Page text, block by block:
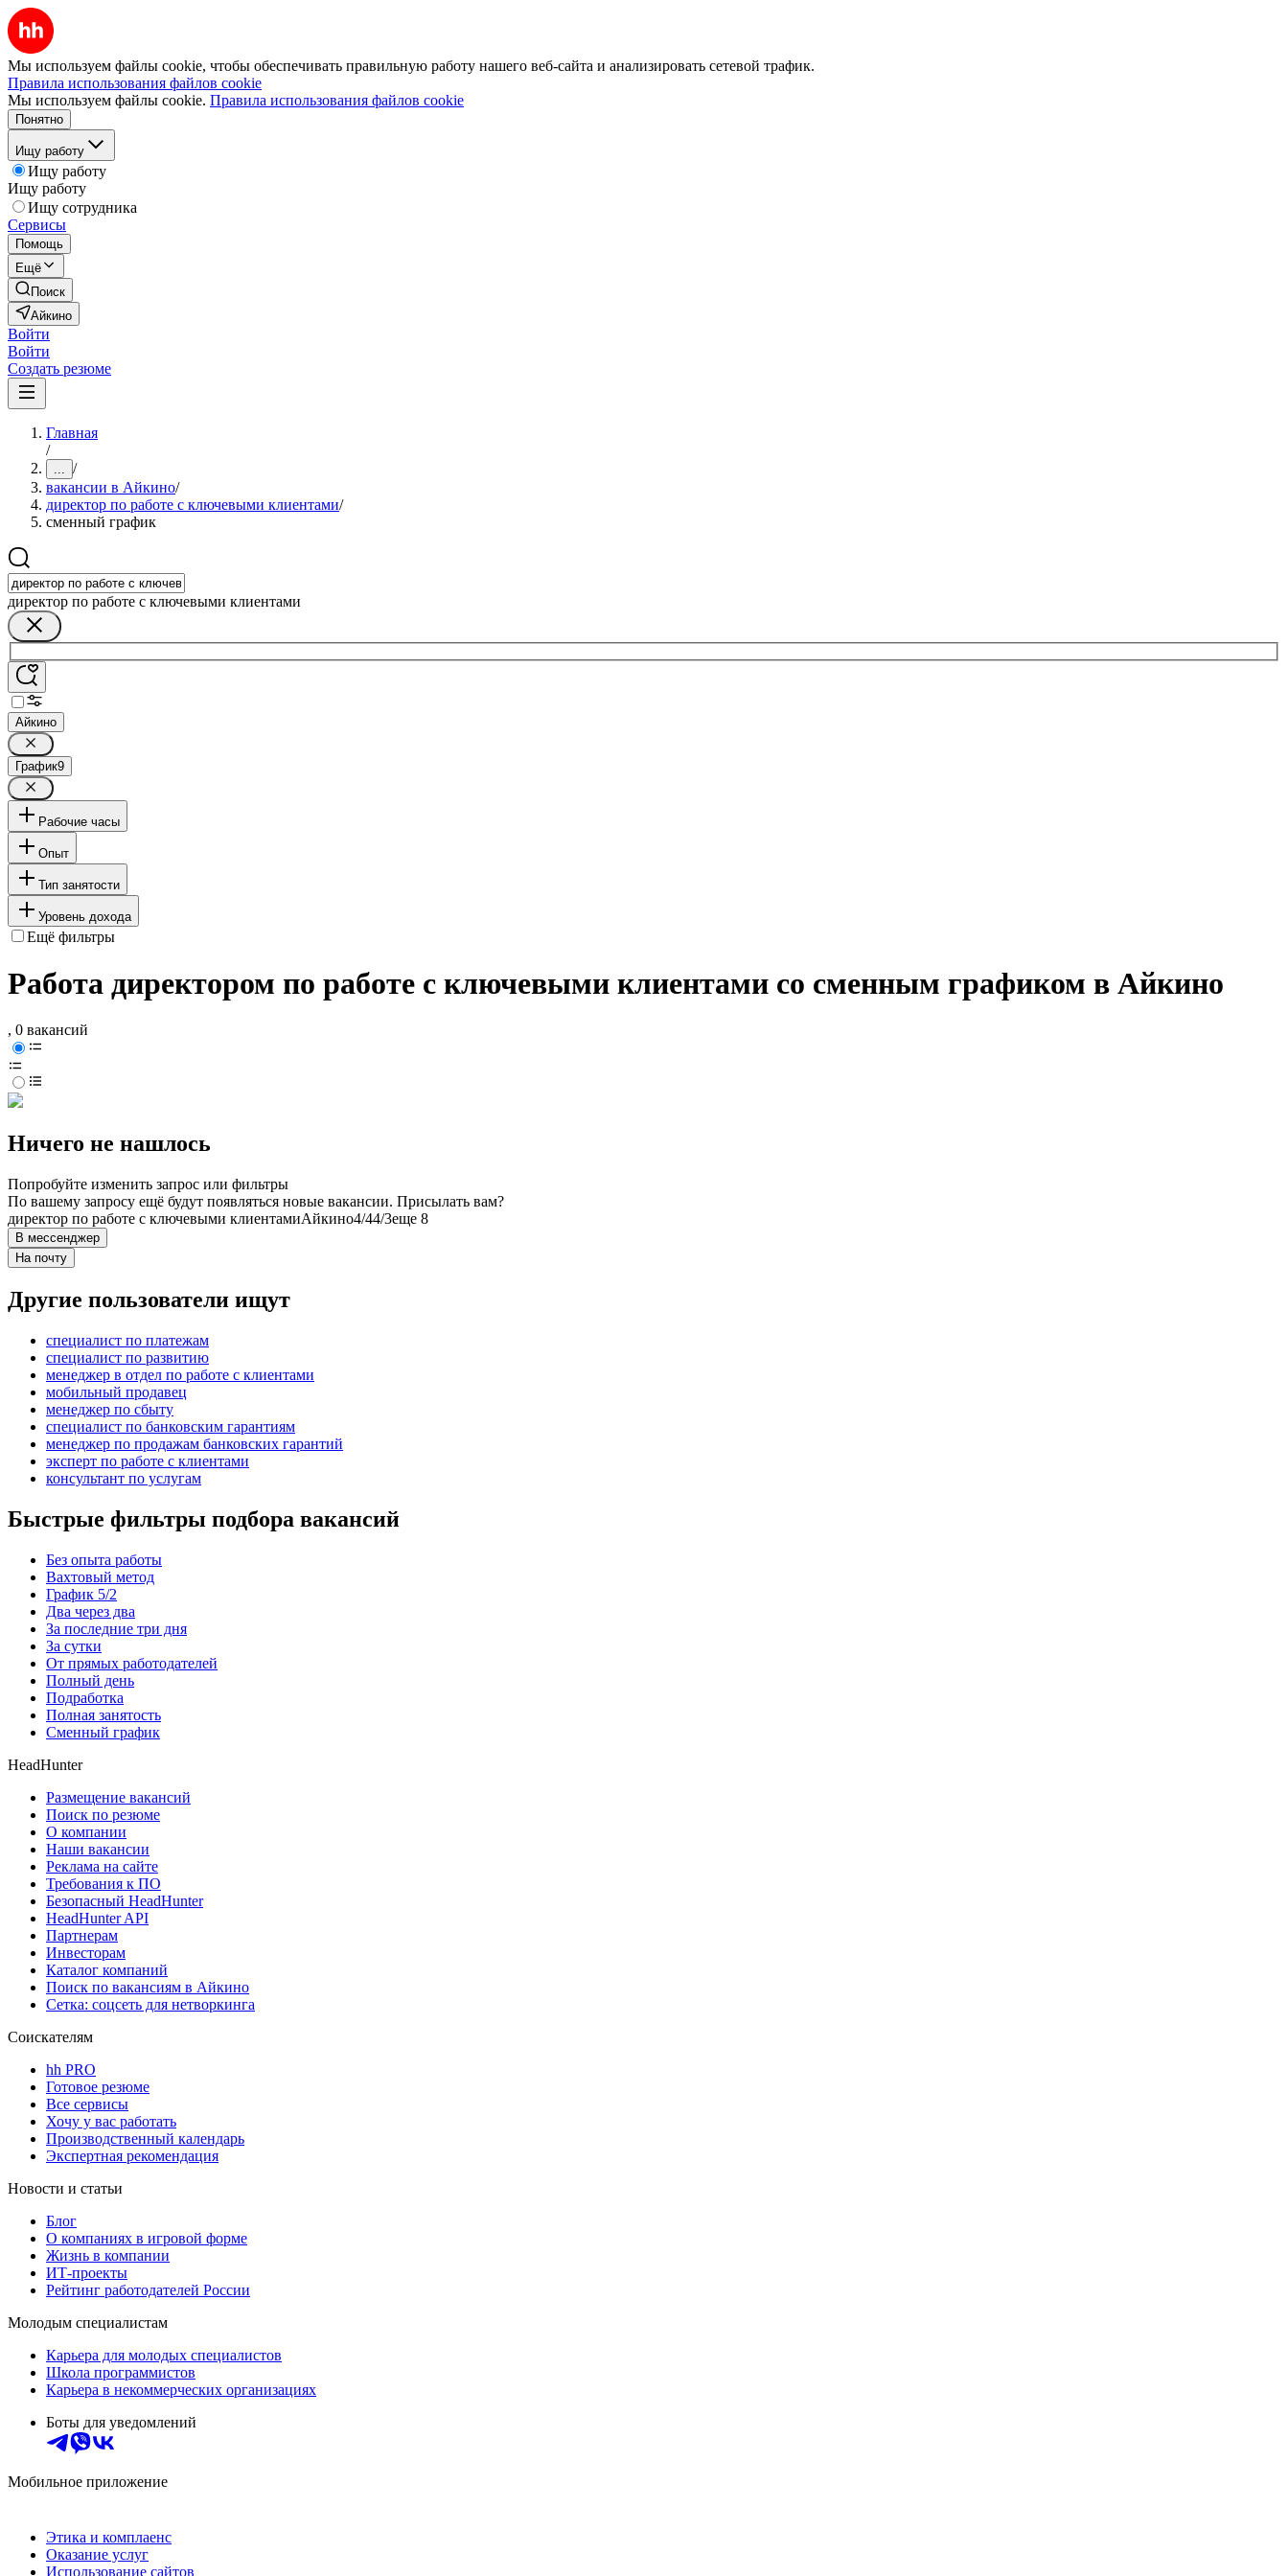
Мы используем файлы cookie, чтобы обеспечивать правильную работу нашего веб-сайта и анализировать сетевой трафик.
Правила использования файлов cookie
Мы используем файлы cookie. Правила использования файлов cookie
Понятно
Ищу работу
Ищу работу
Ищу работу
Ищу сотрудника
Сервисы
Помощь
Ещё
Поиск
Айкино
Войти
Войти
Создать резюме
Главная
/
... /
вакансии в Айкино/
директор по работе с ключевыми клиентами/
сменный график
директор по работе с ключевыми клиентами
Айкино
График9
Рабочие часы
Опыт
Тип занятости
Уровень дохода
Ещё фильтры
Работа директором по работе с ключевыми клиентами со сменным графиком в Айкино
, 0 вакансий
Ничего не нашлось
Попробуйте изменить запрос или фильтры
По вашему запросу ещё будут появляться новые вакансии. Присылать вам?
директор по работе с ключевыми клиентамиАйкино4/44/3еще 8
В мессенджер
На почту
Другие пользователи ищут
специалист по платежам
специалист по развитию
менеджер в отдел по работе с клиентами
мобильный продавец
менеджер по сбыту
специалист по банковским гарантиям
менеджер по продажам банковских гарантий
эксперт по работе с клиентами
консультант по услугам
Быстрые фильтры подбора вакансий
Без опыта работы
Вахтовый метод
График 5/2
Два через два
За последние три дня
За сутки
От прямых работодателей
Полный день
Подработка
Полная занятость
Сменный график
HeadHunter
Размещение вакансий
Поиск по резюме
О компании
Наши вакансии
Реклама на сайте
Требования к ПО
Безопасный HeadHunter
HeadHunter API
Партнерам
Инвесторам
Каталог компаний
Поиск по вакансиям в Айкино
Сетка: соцсеть для нетворкинга
Соискателям
hh PRO
Готовое резюме
Все сервисы
Хочу у вас работать
Производственный календарь
Экспертная рекомендация
Новости и статьи
Блог
О компаниях в игровой форме
Жизнь в компании
ИТ-проекты
Рейтинг работодателей России
Молодым специалистам
Карьера для молодых специалистов
Школа программистов
Карьера в некоммерческих организациях
Боты для уведомлений
Мобильное приложение
Этика и комплаенс
Оказание услуг
Использование сайтов